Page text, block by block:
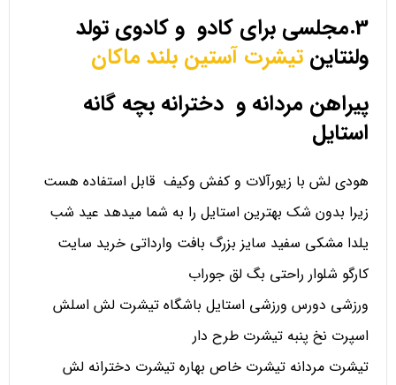
3.مجلسی برای کادو و کادوی تولد
ولنتاین تیشرت آستین بلند ماکان
پیراهن مردانه و دخترانه بچه گانه
استایل
هودی لش با زیورآلات و کفش وکیف قابل استفاده هست
زیرا بدون شک بهترین استایل را به شما میدهد عید شب
یلدا مشکی سفید سایز بزرگ بافت وارداتی خرید سایت
کارگو شلوار راحتی بگ لق جوراب
ورزشی دورس ورزشی استایل باشگاه تیشرت لش اسلش
اسپرت نخ پنبه تیشرت طرح دار
تیشرت مردانه تیشرت خاص بهاره تیشرت دخترانه لش